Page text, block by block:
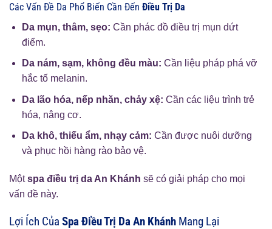
Các Vấn Đề Da Phổ Biến Cần Đến Điều Trị Da
Da mụn, thâm, sẹo: Cần phác đồ điều trị mụn dứt
điểm.
Da nám, sạm, không đều màu: Cần liệu pháp phá vỡ
hắc tố melanin.
Da lão hóa, nếp nhăn, chảy xệ: Cần các liệu trình trẻ
hóa, nâng cơ.
Da khô, thiếu ẩm, nhạy cảm: Cần được nuôi dưỡng
và phục hồi hàng rào bảo vệ.
Mộtspa điều trị da An Khánh sẽ có giải pháp cho mọi
vấn đề này.
Lợi Ích Của Spa Điều Trị Da An Khánh Mang Lại